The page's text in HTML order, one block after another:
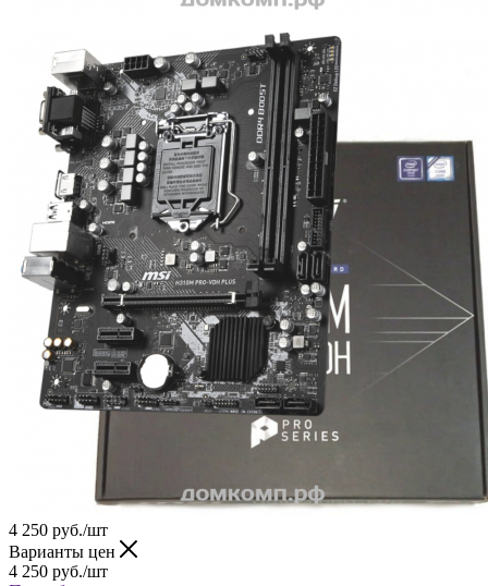
4 250 руб./шт
Варианты цен
4 250 руб./шт